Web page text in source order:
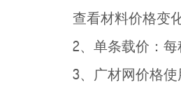
查看材料价格变
2、单条载价：每
3、广材网价格使